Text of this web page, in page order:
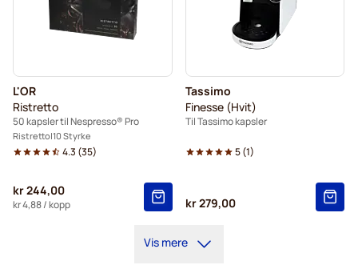
L'OR
Ristretto
50 kapsler til Nespresso® Pro
Ristretto 10 Styrke
4.3 (35)
kr 244,00
kr 4,88/ kopp
Tassimo
Finesse (Hvit)
Til Tassimo kapsler
5(1)
kr 279,00
Vis mere